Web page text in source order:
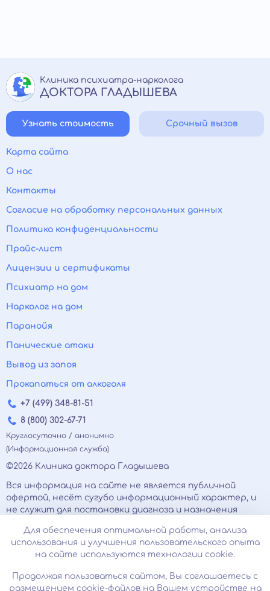
Клиника психиатра-нарколога
ДОКТОРА ГЛАДЫШЕВА
Узнать стоимость Срочный вызов
Карта сайта
О нас
Контакты
Согласие на обработку персональных данных
Политика конфиденциальности
Прайс-лист
Лицензии и сертификаты
Психиатр на дом
Нарколог на дом
Паранойя
Панические атаки
Вывод из запоя
Прокапаться от алкоголя
+7 (499) 348-81-51
8 (800) 302-67-71
Круглосуточно / анонимно
(Информационная служба)
©2026 Клиника доктора Гладышева
Вся информация на сайте не является публичной
офертой, несёт сугубо информационный характер, и
не служит для постановки диагноза и назначения
Есть противопоказания, необходимо
проконсультироваться с врачом. Консультационные
услуги, оказываемые по телефону, мессенджерам и в
соцсетях носят исключительно информационный
характер и не являются медицинскими услугами.
Для обеспечения оптимальной работы, анализа
использования и улучшения пользовательского опыта
на сайте используются технологии cookie.
Продолжая пользоваться сайтом, Вы соглашаетесь с
размещением cookie-файлов на Вашем устройстве на